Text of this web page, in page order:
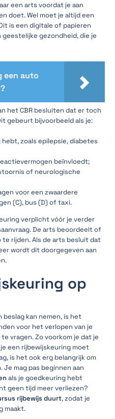
een arts voordat je aan
doet. Wel moet je altijd een
is een digitale of papieren
gezondheid, die je
een auto
het CBR besluiten dat er toch
gebeurt bijvoorbeeld als je:
hebt, zoals epilepsie, diabetes
beïnvloedt;
of neurologische
voor een zwaardere
(C), bus (D) of taxi.
verplicht vóór je verder
De arts beoordeelt of
rijden. Als de arts besluit dat
wordt dit doorgegeven aan
op
kan nemen, is het
voor het verlopen van je
vragen. Zo voorkom je dat je
een rijbewijskeuring moet
is het ook erg belangrijk om
mag pas beginnen aan
als je goedkeuring hebt
geen tijd meer verliezen?
rijbewijs duurt, zodat je
maakt.